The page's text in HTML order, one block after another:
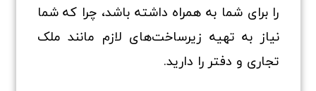
را برای شما به همراه داشته باشد، چرا که شما
نیاز به تهیه زیرساخت‌های لازم مانند ملک
تجاری و دفتر را دارید.